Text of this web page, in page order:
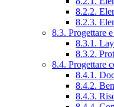
8.2.2.
8.2.3.
8.3. Progettare
8.3.1.
8.3.2.
8.4. Progettare
8.4.1.
8.4.2.
8.4.3.